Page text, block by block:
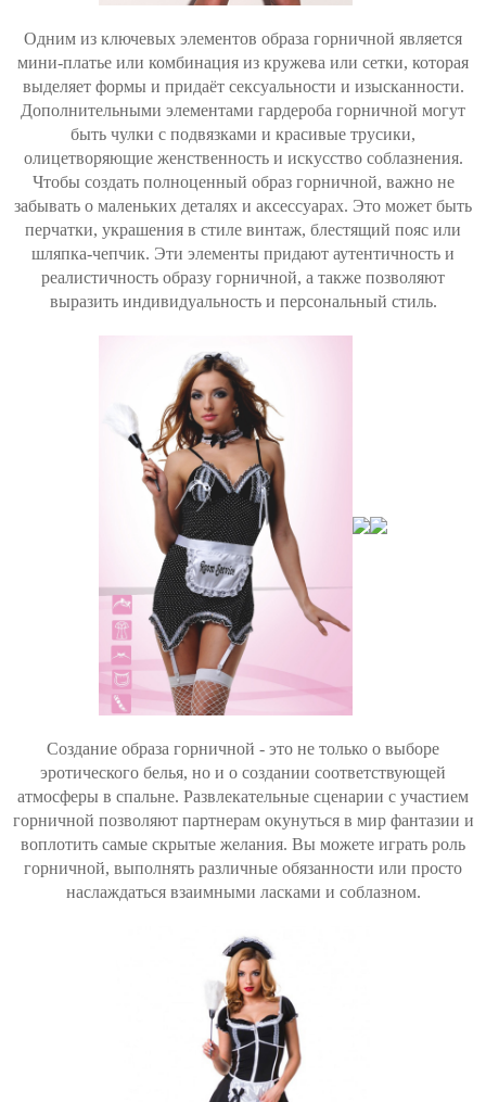
Одним из ключевых элементов образа горничной является
мини-платье или комбинация из кружева или сетки, которая
выделяет формы и придаёт сексуальности и изысканности.
Дополнительными элементами гардероба горничной могут
быть чулки с подвязками и красивые трусики,
олицетворяющие женственность и искусство соблазнения.
Чтобы создать полноценный образ горничной, важно не
забывать о маленьких деталях и аксессуарах. Это может быть
перчатки, украшения в стиле винтаж, блестящий пояс или
шляпка-чепчик. Эти элементы придают аутентичность и
реалистичность образу горничной, а также позволяют
выразить индивидуальность и персональный стиль.
Создание образа горничной - это не только о выборе
эротического белья, но и о создании соответствующей
атмосферы в спальне. Развлекательные сценарии с участием
горничной позволяют партнерам окунуться в мир фантазии и
воплотить самые скрытые желания. Вы можете играть роль
горничной, выполнять различные обязанности или просто
наслаждаться взаимными ласками и соблазном.